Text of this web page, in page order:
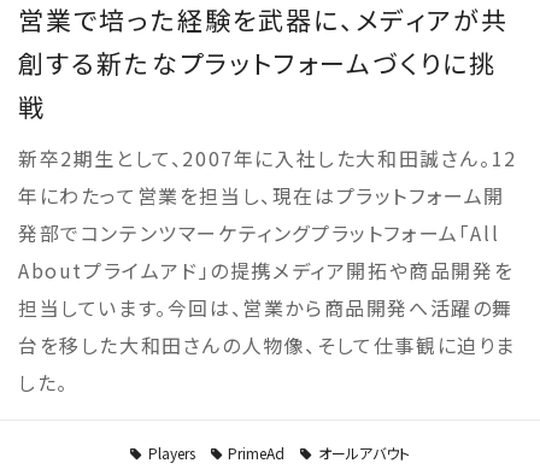
営業で培った経験を武器に、メディアが共
創する新たなプラットフォームづくりに挑
戦
新卒2期生として、2007年に入社した大和田誠さん。12
年にわたって営業を担当し、現在はプラットフォーム開
発部でコンテンツマーケティングプラットフォーム「All
Aboutプライムアド」の提携メディア開拓や商品開発を
担当しています。今回は、営業から商品開発へ活躍の舞
台を移した大和田さんの人物像、そして仕事観に迫りま
した。
Players PrimeAd
オールアバウト